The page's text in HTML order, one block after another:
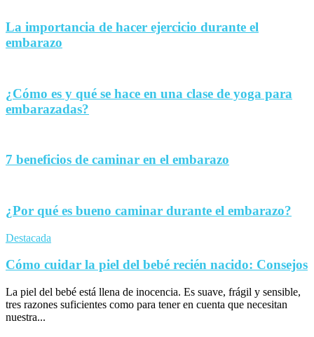
La importancia de hacer ejercicio durante el
embarazo
¿Cómo es y qué se hace en una clase de yoga para
embarazadas?
7 beneficios de caminar en el embarazo
¿Por qué es bueno caminar durante el embarazo?
Destacada
Cómo cuidar la piel del bebé recién nacido: Consejos
La piel del bebé está llena de inocencia. Es suave, frágil y sensible,
tres razones suficientes como para tener en cuenta que necesitan
nuestra...